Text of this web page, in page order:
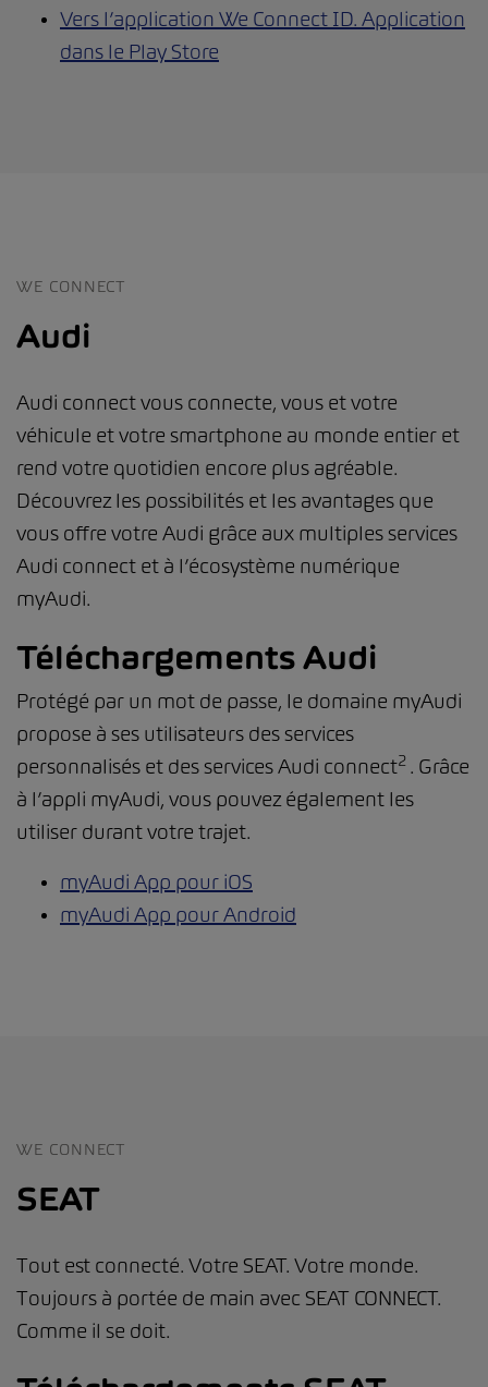
Vers l’application We Connect ID. Application
dans le Play Store
WE CONNECT
Audi
Audi connect vous connecte, vous et votre
véhicule et votre smartphone au monde entier et
rend votre quotidien encore plus agréable.
Découvrez les possibilités et les avantages que
vous offre votre Audi grâce aux multiples services
Audi connect et à l’écosystème numérique
myAudi.
Téléchargements Audi
Protégé par un mot de passe, le domaine myAudi
propose à ses utilisateurs des services
personnalisés et des services Audi connect2 . Grâce
à l’appli myAudi, vous pouvez également les
utiliser durant votre trajet.
myAudi App pour iOS
myAudi App pour Android
WE CONNECT
SEAT
Tout est connecté. Votre SEAT. Votre monde.
Toujours à portée de main avec SEAT CONNECT.
Comme il se doit.